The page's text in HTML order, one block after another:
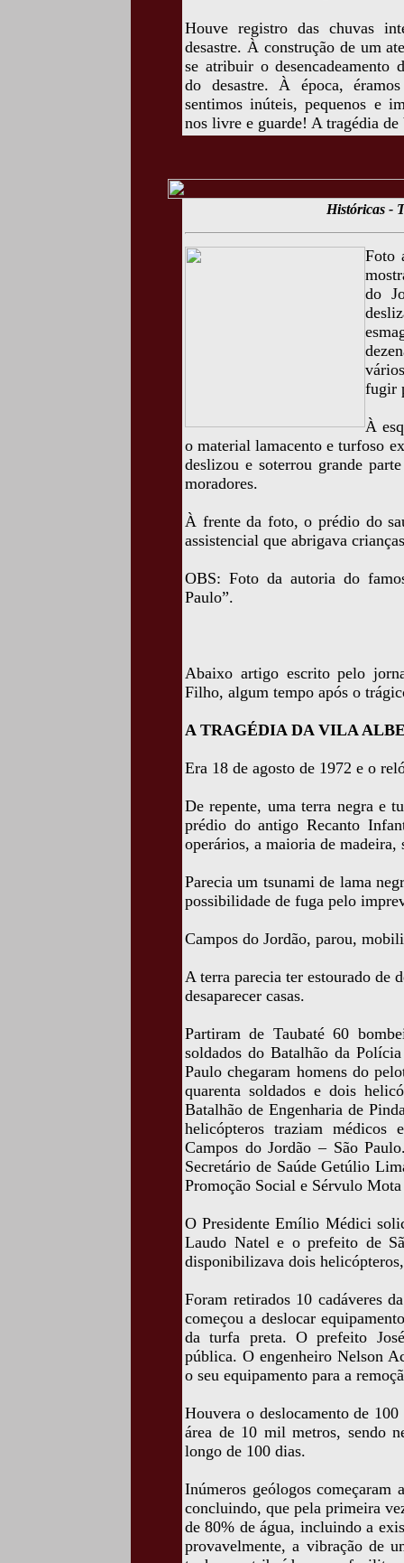
Houve registro das chuvas
desastre. À construção de um
se atribuir o desencadeamento
do desastre. À época,
sentimos inúteis, pequenos e
nos livre e guarde! A tragédia
Históricas -
Foto
do
fugir
À
o material lamacento e turfoso
deslizou e soterrou grande
moradores.
À frente da foto, o prédio do
assistencial que abrigava
OBS: Foto da autoria do
Paulo”.
Abaixo artigo escrito pelo
Filho, algum tempo após o
A TRAGÉDIA DA VILA
Era 18 de agosto de 1972 e o
De repente, uma terra negra e
prédio do antigo Recanto
operários, a maioria de
Parecia um tsunami de lama
possibilidade de fuga pelo
Campos do Jordão, parou,
A terra parecia ter estourado de
desaparecer casas.
Partiram de Taubaté 60
soldados do Batalhão da
Paulo chegaram homens do
quarenta soldados e dois
Batalhão de Engenharia de
helicópteros traziam médicos
Campos do Jordão – São
Secretário de Saúde Getúlio
Promoção Social e Sérvulo
O Presidente Emílio Médici
Laudo Natel e o prefeito de
disponibilizava dois
Foram retirados 10 cadáveres
começou a deslocar
da turfa preta. O prefeito
pública. O engenheiro Nelson
o seu equipamento para a
Houvera o deslocamento de
área de 10 mil metros, sendo
longo de 100 dias.
Inúmeros geólogos começaram
concluindo, que pela primeira
de 80% de água, incluindo a
provavelmente, a vibração de